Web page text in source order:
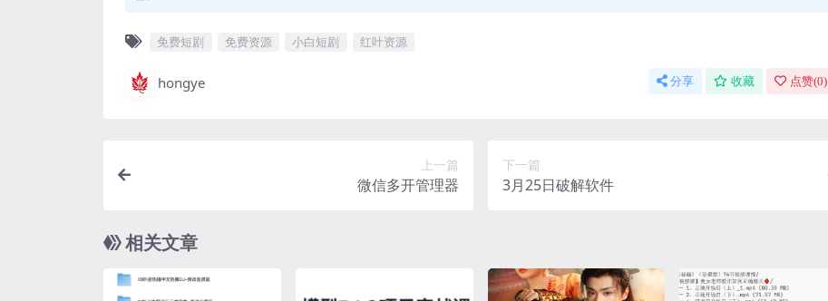
免费短剧 免费资源 小白短剧 红叶资源
hongye 分享 收藏 点赞(0)
上一篇
微信多开管理器
下一篇
3月25日破解软件
相关文章